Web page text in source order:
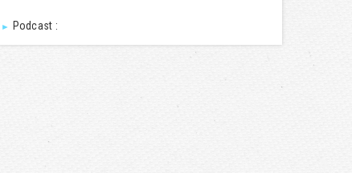
► Podcast :